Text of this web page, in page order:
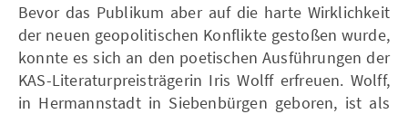
Bevor das Publikum aber auf die harte Wirklichkeit
der neuen geopolitischen Konflikte gestoßen wurde,
konnte es sich an den poetischen Ausführungen der
KAS-Literaturpreisträgerin Iris Wolff erfreuen. Wolff,
in Hermannstadt in Siebenbürgen geboren, ist als